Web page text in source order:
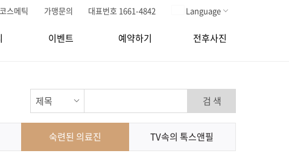
스메틱 가맹문의 대표번호 1661-4842 Language
이벤트 예약하기 전후사진
검 색
숙련된 의료진 TV속의 톡스앤필